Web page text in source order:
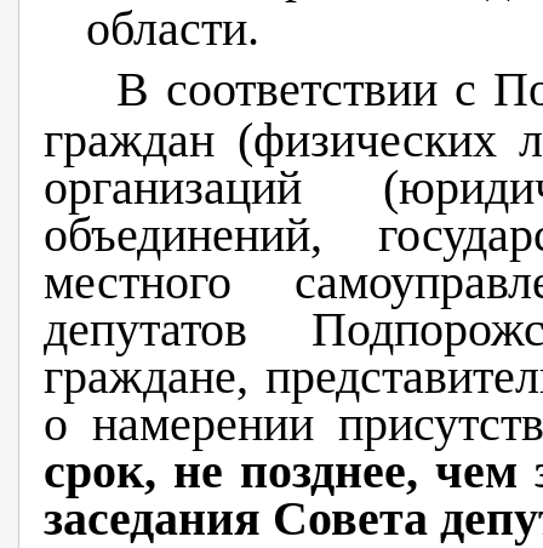
области.
В соответствии с
граждан (физических
организаций
объединений,
местного
депутатов
граждане,
о намерении
срок, не позднее,
заседания Совета